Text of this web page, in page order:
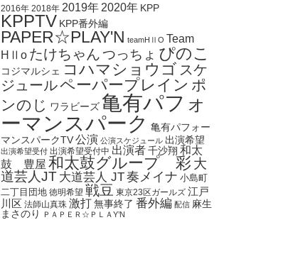
2016年 2018年 2019年 2020年 KPP
KPPTV KPP番外編
PAPER☆PLAY'N teamHⅡO Team
HⅡo たけちゃん つっちょ ぴのこ
コジマルシェ コハマショウゴ スケ
ジュールペーパープレイン ポ
ンのじ ワラビーズ 亀有パフォ
ーマンスパーク 亀有パフォー
マンスパークTV公演 公演スケジュール 出演希望
出演希望受付 出演希望受付中 出演者 千沙翔 和太
鼓 豊屋 和太鼓グループ 彩大
道芸人JT 大道芸人 JT奏メイナ 小島町
二丁目団地 徳明希望 戦豆 東京23区ガールズ 江戸
川区 法師山真珠 激打無事終了 番外編 配信 麻生
まさのり
ＰＡＰＥＲ☆ＰＬＡY’N